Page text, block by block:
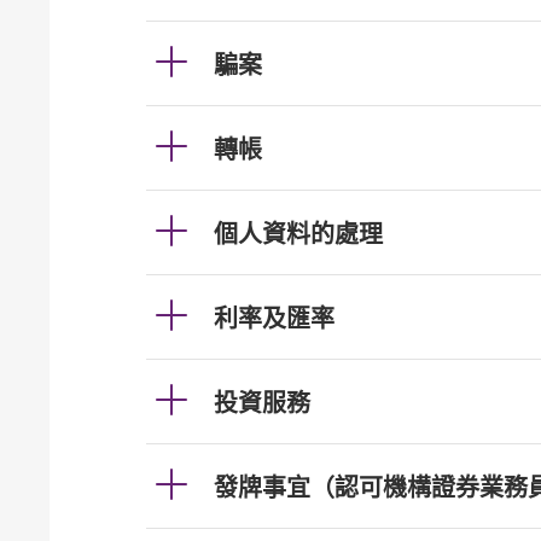
騙案
轉帳
個人資料的處理
利率及匯率
投資服務
發牌事宜（認可機構證券業務